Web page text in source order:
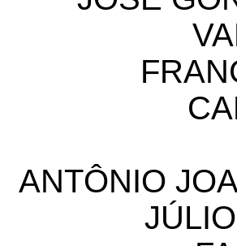
ANTÔNIO